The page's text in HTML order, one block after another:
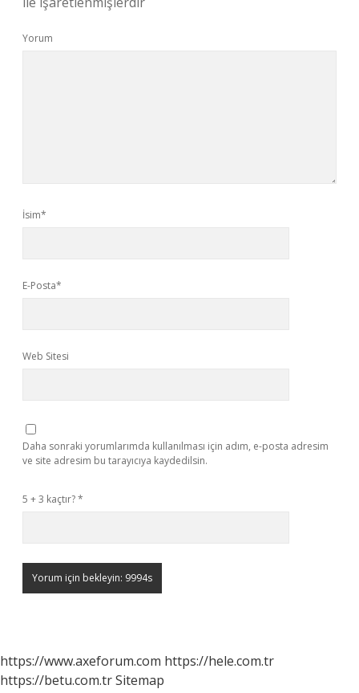
Yorum
İsim*
E-Posta*
Web Sitesi
Daha sonraki yorumlarımda kullanılması için adım, e-posta adresim
ve site adresim bu tarayıcıya kaydedilsin.
5 + 3 kaçtır?*
https://www.axeforum.com https://hele.com.tr
https://betu.com.trSitemap